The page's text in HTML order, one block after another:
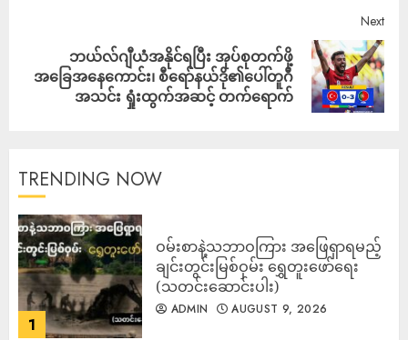
Next
ဘယ်လ်ဂျီယံအနိုင်ရပြီး အုပ်စုတက်ဖို့
အခြေအနေကောင်း၊ စီရော်နယ်ဒို၏ပေါ်တူဂီ
အသင်း ရှုံးထွက်အဆင့် တက်ရောက်
TRENDING NOW
1
ဝမ်းစာနဲ့သဘာဝကြား အဖြေရှာရမည့်
ချင်းတွင်းမြစ်ဝှမ်း ရွှေတူးဖော်ရေး
(သတင်းဆောင်းပါး)
ADMIN AUGUST 9, 2026